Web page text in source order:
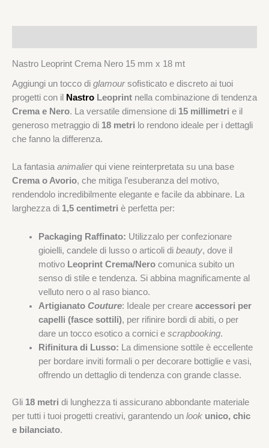
Nastro Leoprint Crema Nero 15 mm x 18 mt
Aggiungi un tocco di glamoursofisticato e discreto ai tuoi
progetti con il Nastro Leoprint nella combinazione di tendenza
Crema e Nero. La versatile dimensione di 15 millimetri e il
generoso metraggio di 18 metri lo rendono ideale per i dettagli
che fanno la differenza.
La fantasiaanimalierqui viene reinterpretata su una base
Crema o Avorio, che mitiga l’esuberanza del motivo,
rendendolo incredibilmente elegante e facile da abbinare. La
larghezza di 1,5 centimetri è perfetta per:
Packaging Raffinato: Utilizzalo per confezionare
gioielli, candele di lusso o articoli di beauty, dove il
motivo Leoprint Crema/Nerocomunica subito un
senso di stile e tendenza. Si abbina magnificamente al
velluto nero o al raso bianco.
Artigianato Couture: Ideale per creare accessori per
capelli (fasce sottili), per rifinire bordi di abiti, o per
dare un tocco esotico a cornici e scrapbooking.
Rifinitura di Lusso: La dimensione sottile è eccellente
per bordare inviti formali o per decorare bottiglie e vasi,
offrendo un dettaglio di tendenza con grande classe.
Gli 18 metri di lunghezza ti assicurano abbondante materiale
per tutti i tuoi progetti creativi, garantendo un look unico, chic
e bilanciato.